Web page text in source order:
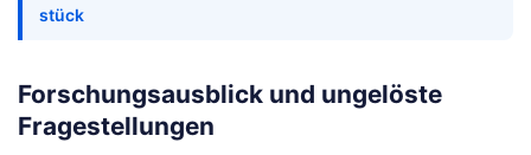
stück
Forschungsausblick und ungelöste
Fragestellungen